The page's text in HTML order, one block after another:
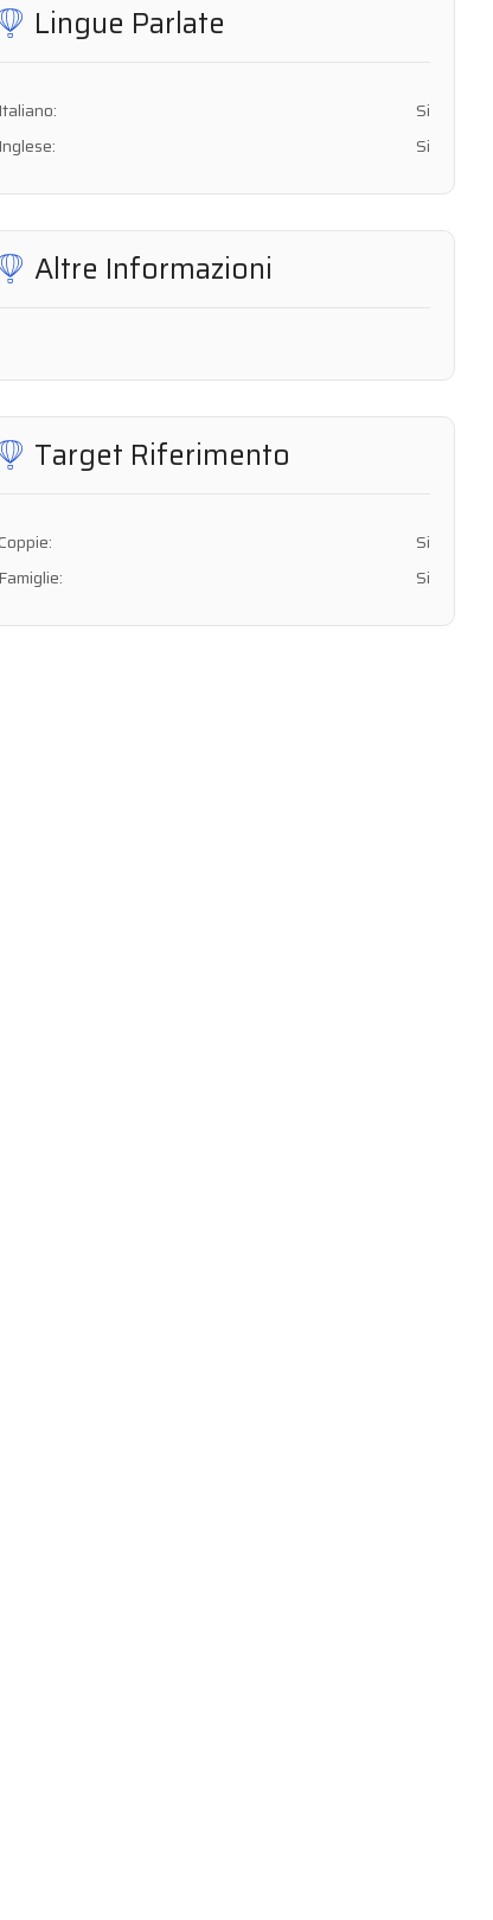
Lingue Parlate
Italiano:
Si
Inglese:
Si
Altre Informazioni
Target Riferimento
Si
Famiglie:
Si